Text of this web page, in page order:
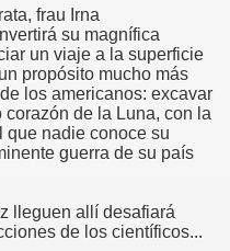
frau Irna
su magnífica
un viaje a la superficie
propósito mucho más
los americanos: excavar
de la Luna, con la
que nadie conoce su
guerra de su país
lleguen allí desafiará
de los científicos...